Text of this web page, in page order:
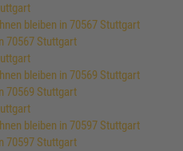
bleiben in 70567 Stuttgart
70567 Stuttgart
bleiben in 70569 Stuttgart
70569 Stuttgart
bleiben in 70597 Stuttgart
70597 Stuttgart